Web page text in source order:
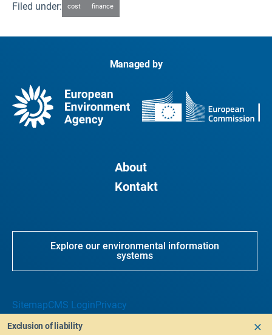
Filed under: cost finance
Managed by
About
Kontakt
Explore our environmental information
systems
SitemapCMS Login Privacy
Exclusion of liability